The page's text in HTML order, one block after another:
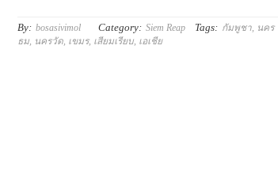
By: bosasivimol Category: Siem Reap Tags: กัมพูชา, นคร
ธม, นครวัด, เขมร, เสียมเรียบ, เอเชีย